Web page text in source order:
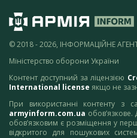
© 2018 - 2026, ІНФОРМАЦІЙНЕ
Міністерство оборони України
Контент доступний за ліцензією
International license якщо не
При використанні контенту з
armyinform.com.ua обов’язкове.
обов’язковим є розміщення у
відкритого для пошукових